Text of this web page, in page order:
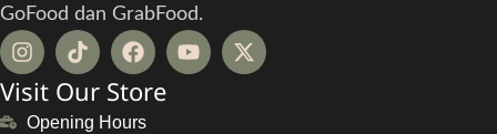
GoFood dan GrabFood.
Visit Our Store
Opening Hours